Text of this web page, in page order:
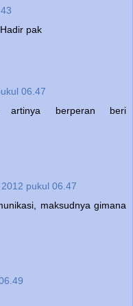
pak
06.47
artinya berperan beri
pukul 06.47
maksudnya gimana